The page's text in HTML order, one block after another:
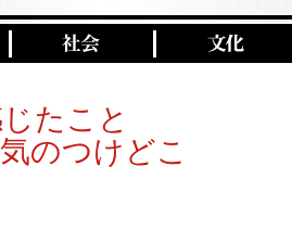
たこと
のつけどこ